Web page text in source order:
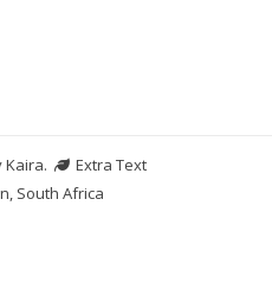
Kaira.
Extra Text
South Africa